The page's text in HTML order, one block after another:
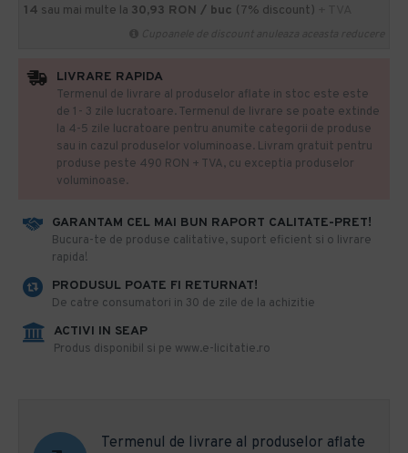
14 sau mai multe la 30,93 RON / buc (7% discount)
GARANTAM CEL MAI BUN RAPORT CALITATE-PRET!
​Bucura-te de produse calitative, suport eficient si o livrare
rapida!
PRODUSUL POATE FI RETURNAT!
De catre consumatori in 30 de zile de la achizitie
ACTIVI IN SEAP
Produs disponibil si pe www.e-licitatie.ro
LIVRARE RAPIDA
Termenul de livrare al produselor aflate in stoc este este
de 1- 3 zile lucratoare. Termenul de livrare se poate extinde
la 4-5 zile lucratoare pentru anumite categorii de produse
sau in cazul produselor voluminoase. Livram gratuit pentru
produse peste 490 RON + TVA, cu exceptia produselor
voluminoase.
Termenul de livrare al produselor aflate